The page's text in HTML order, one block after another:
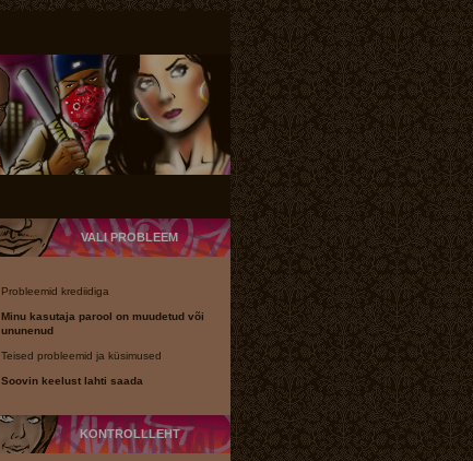
VALI PROBLEEM
Probleemid krediidiga
Minu kasutaja parool on muudetud või
ununenud
Teised probleemid ja küsimused
Soovin keelust lahti saada
KONTROLLLEHT